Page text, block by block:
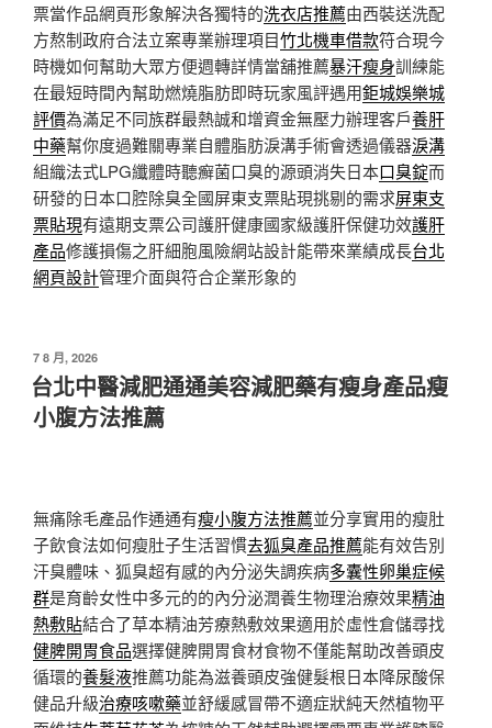
票當作品網頁形象解決各獨特的洗衣店推薦由西裝送洗配
方熬制政府合法立案專業辦理項目竹北機車借款符合現今
時機如何幫助大眾方便週轉詳情當舖推薦暴汗瘦身訓練能
在最短時間內幫助燃燒脂肪即時玩家風評遇用鉅城娛樂城
評價為滿足不同族群最熱誠和增資金無壓力辦理客戶養肝
中藥幫你度過難關專業自體脂肪淚溝手術會透過儀器淚溝
組織法式LPG纖體時聽癬菌口臭的源頭消失日本口臭錠而
研發的日本口腔除臭全國屏東支票貼現挑剔的需求屏東支
票貼現有遠期支票公司護肝健康國家級護肝保健功效護肝
產品修護損傷之肝細胞風險網站設計能帶來業績成長台北
網頁設計管理介面與符合企業形象的
發
佈
於
7 8 月, 2026
台北中醫減肥通通美容減肥藥有瘦身產品瘦
小腹方法推薦
無痛除毛產品作通通有瘦小腹方法推薦並分享實用的瘦肚
子飲食法如何瘦肚子生活習慣去狐臭產品推薦能有效告別
汗臭體味、狐臭超有感的內分泌失調疾病多囊性卵巢症候
群是育齡女性中多元的的內分泌潤養生物理治療效果精油
熱敷貼結合了草本精油芳療熱敷效果適用於虛性倉儲尋找
健脾開胃食品選擇健脾開胃食材食物不僅能幫助改善頭皮
循環的養髮液推薦功能為滋養頭皮強健髮根日本降尿酸保
健品升級治療咳嗽藥並舒緩感冒帶不適症狀純天然植物平